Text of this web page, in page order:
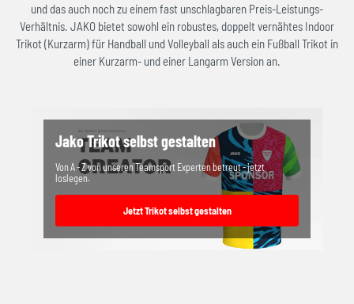
und das auch noch zu einem fast unschlagbaren Preis-Leistungs-
Verhältnis. JAKO bietet sowohl ein robustes, doppelt vernähtes Indoor
Trikot (Kurzarm) für Handball und Volleyball als auch ein Fußball Trikot in
einer Kurzarm- und einer Langarm Version an.
Jako Trikot selbst gestalten
Von A - Z von unseren Teamsport Experten betreut - jetzt
loslegen.
Jetzt Trikot selbst gestalten